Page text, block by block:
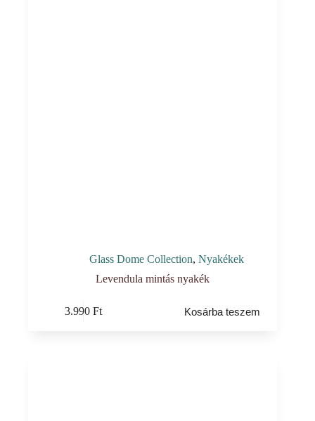
Glass Dome Collection,Nyakékek
Levendula mintás nyakék
3.990Ft Kosárba teszem